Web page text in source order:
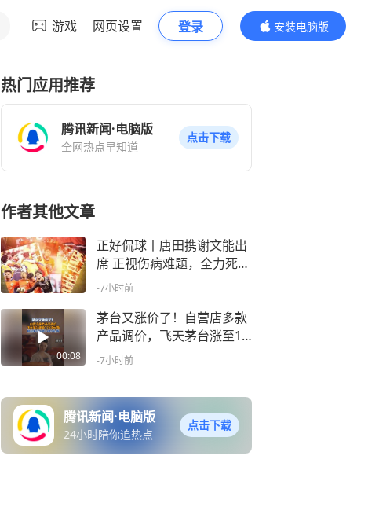
游戏 网页设置 登录
安装电脑版
内容更精彩
热门应用推荐
腾讯新闻·电脑版
全网热点早知道
点击下载
作者其他文章
正好侃球丨唐田携谢文能出
席 正视伤病难题，全力死磕
津门虎
-7小时前
00:08
茅台又涨价了！自营店多款
产品调价，飞天茅台涨至17
53元/瓶，精品茅台涨至241
-7小时前
腾讯新闻·电脑版
24小时陪你追热点
点击下载